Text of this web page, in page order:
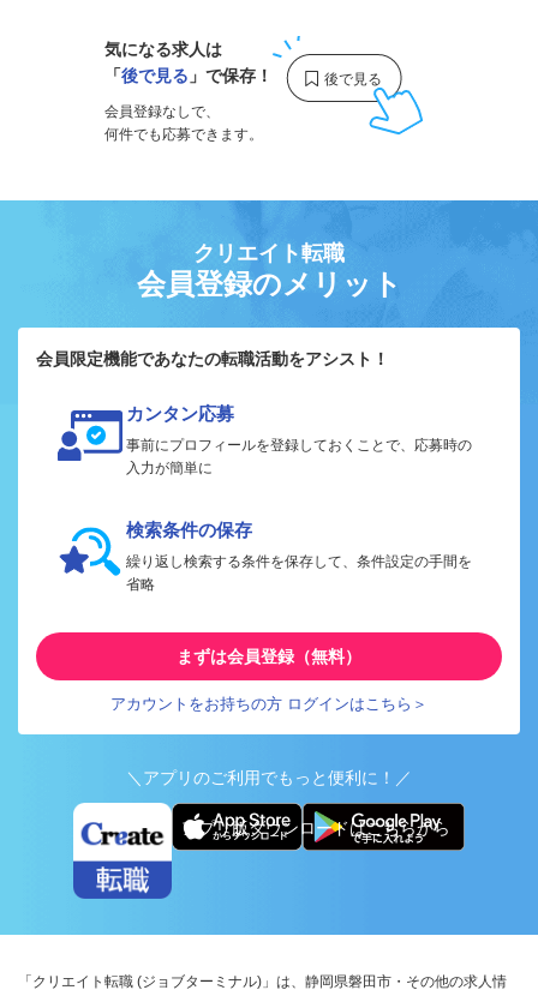
気になる求人は
「後で見る 」で保存！
会員登録なしで、
何件でも応募できます。
クリエイト転職
会員登録のメリット
会員限定機能であなたの転職活動をアシスト！
カンタン応募
事前にプロフィールを登録しておくことで、応募時の
入力が簡単に
検索条件の保存
繰り返し検索する条件を保存して、条件設定の手間を
省略
まずは会員登録（無料）
アカウントをお持ちの方 ログインはこちら＞
＼アプリのご利用でもっと便利に！／
アプリ版ダウンロードはこちらから
「クリエイト転職 (ジョブターミナル)」は、静岡県磐田市・その他の求人情